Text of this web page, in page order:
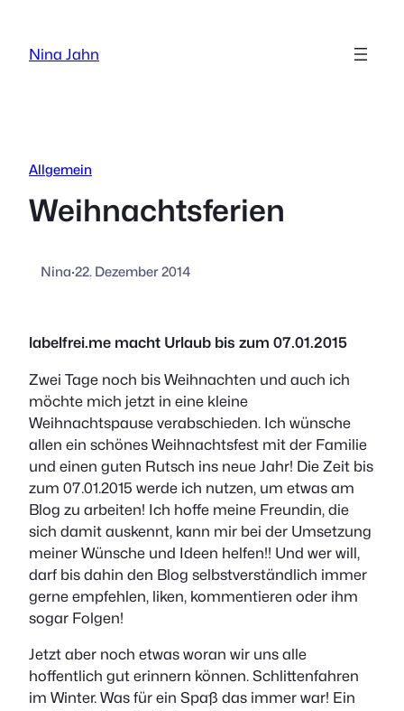
springen
Nina Jahn
Allgemein
Weihnachtsferien
Nina·22. Dezember 2014
labelfrei.me macht Urlaub bis zum 07.01.2015
Zwei Tage noch bis Weihnachten und auch ich
möchte mich jetzt in eine kleine
Weihnachtspause verabschieden. Ich wünsche
allen ein schönes Weihnachtsfest mit der Familie
und einen guten Rutsch ins neue Jahr! Die Zeit bis
zum 07.01.2015 werde ich nutzen, um etwas am
Blog zu arbeiten! Ich hoffe meine Freundin, die
sich damit auskennt, kann mir bei der Umsetzung
meiner Wünsche und Ideen helfen!! Und wer will,
darf bis dahin den Blog selbstverständlich immer
gerne empfehlen, liken, kommentieren oder ihm
sogar Folgen!
Jetzt aber noch etwas woran wir uns alle
hoffentlich gut erinnern können. Schlittenfahren
im Winter. Was für ein Spaß das immer war! Ein